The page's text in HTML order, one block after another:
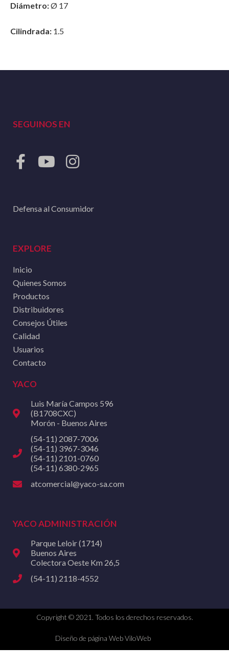
Diámetro:Ø 17
Cilindrada: 1.5
SEGUINOS EN
Defensa al Consumidor
EXPLORE
Inicio
Quienes Somos
Productos
Distribuidores
Consejos Útiles
Calidad
Usuarios
Contacto
YACO
Luis María Campos 596
(B1708CXC)
Morón - Buenos Aires
(54-11) 2087-7006
(54-11) 3967-3046
(54-11) 2101-0760
(54-11) 6380-2965
atcomercial@yaco-sa.com
YACO ADMINISTRACIÓN
Parque Leloir (1714)
Buenos Aires
Colectora Oeste Km 26,5
(54-11) 2118-4552
Copyright © 2021. Todos los derechos reservados.
Diseño de página Web ViloWeb